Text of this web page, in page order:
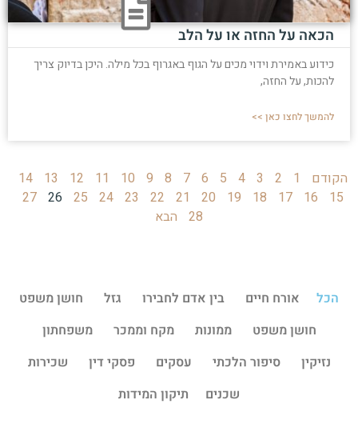
הכאה על החזה או על הלב
כידוע באמירת וידוי מכים על הגוף באגרוף בכל מילה. היכן בדיוק צריך
להכות, על החזה,
להמשך לחצו כאן >>
הקודם 1
2
3
4
5
6
7
8
9
10
11
12
13
14
15
16
17
18
19
20
21
22
23
24
25
26
27
28
הבא
הכל אורח חיים בין אדם לחבירו גזל
חושן משפט
חושן משפט
ממונות מקח וממכר
משפחתון
נזיקין
סיפור הלכתי עסקים פסקי דין
שכירות
שכנים
תיקון המידות